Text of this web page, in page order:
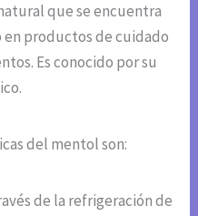
que se encuentra
productos de cuidado
Es conocido por su
del mentol son:
de la refrigeración de